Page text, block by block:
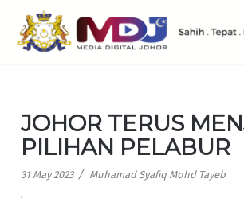
JOHOR TERUS
PILIHAN PELABUR
31 May 2023 / Muhamad Syafiq Mohd Tayeb